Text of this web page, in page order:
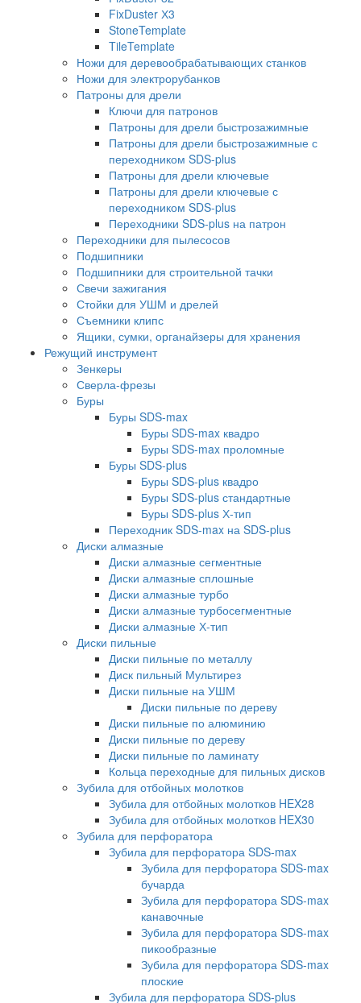
FixDuster Х3
StoneTemplate
TileTemplate
Ножи для деревообрабатывающих станков
Ножи для электрорубанков
Патроны для дрели
Ключи для патронов
Патроны для дрели быстрозажимные
Патроны для дрели быстрозажимные с
переходником SDS-plus
Патроны для дрели ключевые
Патроны для дрели ключевые с
переходником SDS-plus
Переходники SDS-plus на патрон
Переходники для пылесосов
Подшипники
Подшипники для строительной тачки
Свечи зажигания
Стойки для УШМ и дрелей
Съемники клипс
Ящики, сумки, органайзеры для хранения
Режущий инструмент
Зенкеры
Сверла-фрезы
Буры
Буры SDS-max
Буры SDS-max квадро
Буры SDS-max проломные
Буры SDS-plus
Буры SDS-plus квадро
Буры SDS-plus стандартные
Буры SDS-plus Х-тип
Переходник SDS-max на SDS-plus
Диски алмазные
Диски алмазные сегментные
Диски алмазные сплошные
Диски алмазные турбо
Диски алмазные турбосегментные
Диски алмазные Х-тип
Диски пильные
Диски пильные по металлу
Диск пильный Мультирез
Диски пильные на УШМ
Диски пильные по дереву
Диски пильные по алюминию
Диски пильные по дереву
Диски пильные по ламинату
Кольца переходные для пильных дисков
Зубила для отбойных молотков
Зубила для отбойных молотков HEX28
Зубила для отбойных молотков HEX30
Зубила для перфоратора
Зубила для перфоратора SDS-max
Зубила для перфоратора SDS-max
бучарда
Зубила для перфоратора SDS-max
канавочные
Зубила для перфоратора SDS-max
пикообразные
Зубила для перфоратора SDS-max
плоские
Зубила для перфоратора SDS-plus